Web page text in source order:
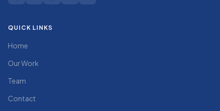
QUICK LINKS
Home
Our Work
Team
Contact